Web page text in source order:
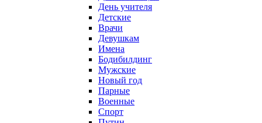
День учителя
Детские
Врачи
Девушкам
Имена
Бодибилдинг
Мужские
Новый год
Парные
Военные
Спорт